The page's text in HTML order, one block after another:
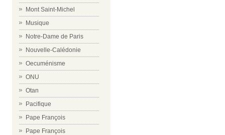
Mont Saint-Michel
Musique
Notre-Dame de Paris
Nouvelle-Calédonie
Oecuménisme
ONU
Otan
Pacifique
Pape François
Pape François